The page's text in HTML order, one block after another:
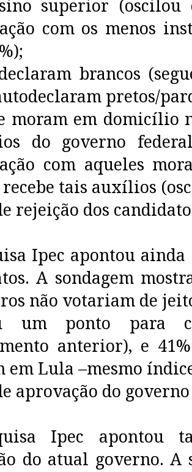
superior (oscilou
com os menos
brancos
pretos/
moram em domicílio
do governo
com aqueles
tais auxílios
rejeição dos
Ipec apontou
A sondagem
não votariam de
um ponto para
anterior), e
em Lula –mesmo
aprovação do governo
Ipec apontou
do atual governo. A